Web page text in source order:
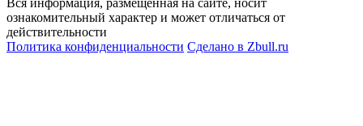
Вся информация, размещённая на сайте, носит
ознакомительный характер и может отличаться от
действительности
Политика конфиденциальности Сделано в Zbull.ru